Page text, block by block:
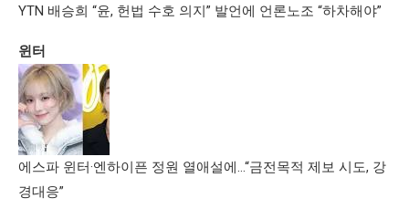
YTN 배승희 “윤, 헌법 수호 의지” 발언에 언론노조 “하차해야”
윈터
에스파 윈터·엔하이픈 정원 열애설에…“금전목적 제보 시도, 강
경대응”